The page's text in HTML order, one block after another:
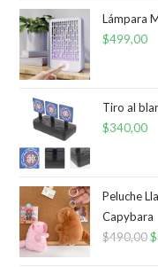
Lámpara
$499,00
Tiro al
$340,00
Peluche
Capybara
$490,00 $